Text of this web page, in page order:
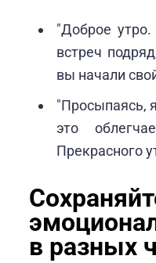
"Доброе
встреч
вы начали
"Просыпаясь,
это
Прекрасного
в разных